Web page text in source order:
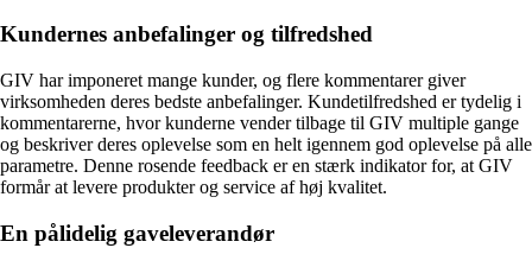
Kundernes anbefalinger og tilfredshed
GIV har imponeret mange kunder, og flere kommentarer giver
virksomheden deres bedste anbefalinger. Kundetilfredshed er tydelig i
kommentarerne, hvor kunderne vender tilbage til GIV multiple gange
og beskriver deres oplevelse som en helt igennem god oplevelse på alle
parametre. Denne rosende feedback er en stærk indikator for, at GIV
formår at levere produkter og service af høj kvalitet.
En pålidelig gaveleverandør